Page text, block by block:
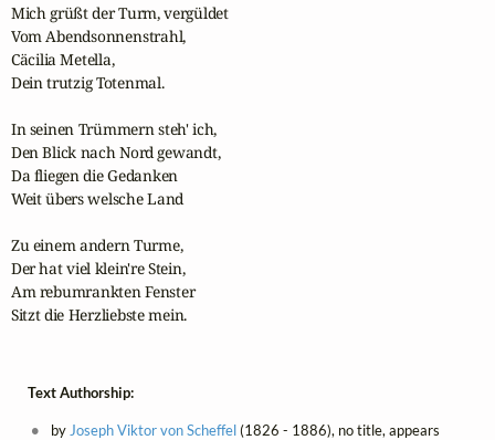
Mich grüßt der Turm, vergüldet
Vom Abendsonnenstrahl,
Cäcilia Metella,
Dein trutzig Totenmal.
In seinen Trümmern steh' ich,
Den Blick nach Nord gewandt,
Da fliegen die Gedanken
Weit übers welsche Land
Zu einem andern Turme,
Der hat viel klein're Stein,
Am rebumrankten Fenster
Sitzt die Herzliebste mein.
Text Authorship:
by Joseph Viktor von Scheffel(1826 - 1886), no title, appears